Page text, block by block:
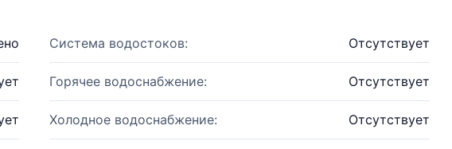
Система водостоков: Отсутствует
Горячее водоснабжение: Отсутствует
Холодное водоснабжение: Отсутствует